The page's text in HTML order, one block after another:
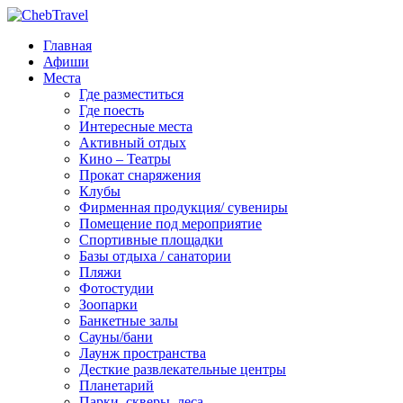
Главная
Афиши
Места
Где разместиться
Где поесть
Интересные места
Активный отдых
Кино – Театры
Прокат снаряжения
Клубы
Фирменная продукция/ сувениры
Помещение под мероприятие
Спортивные площадки
Базы отдыха / санатории
Пляжи
Фотостудии
Зоопарки
Банкетные залы
Сауны/бани
Лаунж пространства
Десткие развлекательные центры
Планетарий